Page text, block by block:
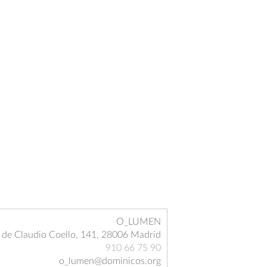
O_LUMEN
de Claudio Coello, 141, 28006 Madrid
910 66 75 90
o_lumen@dominicos.org